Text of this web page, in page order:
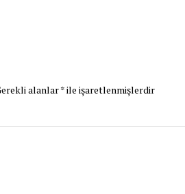
alanlar*ile işaretlenmişlerdir